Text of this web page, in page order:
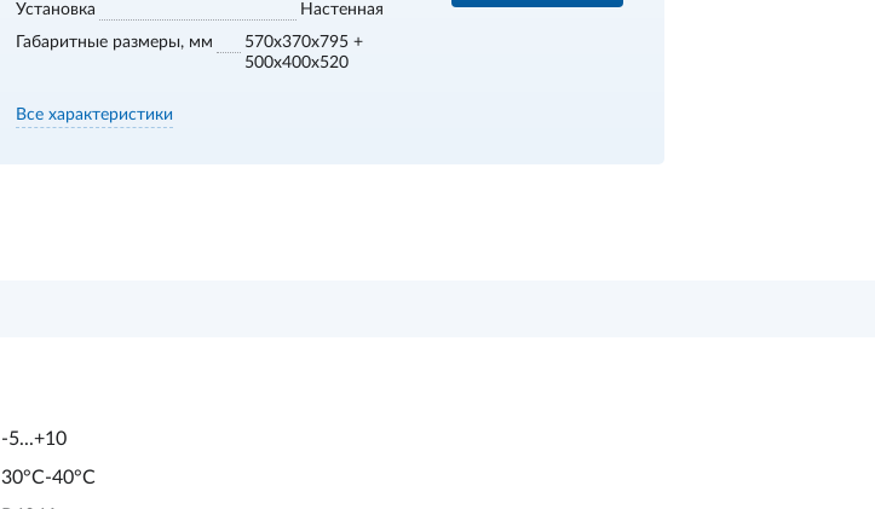
Установка
Настенная
Габаритные размеры, мм
570x370x795 +
500x400x520
Все характеристики
-5...+10
30°С-40°С